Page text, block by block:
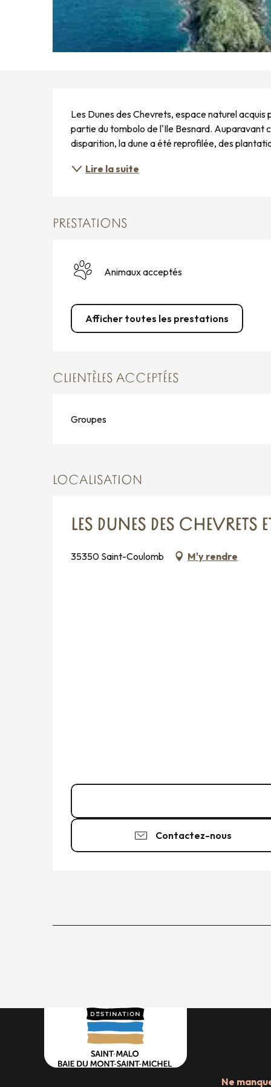
Les Dunes des Chevrets, espace naturel
partie du tombolo de l'Ile Besnard.
disparition, la dune a été reprofilée, des
Lire la suite
PRESTATIONS
Animaux acceptés
Afficher toutes les prestations
CLIENTÈLES ACCEPTÉES
Groupes
LOCALISATION
LES DUNES DES CHEVRETS
35350 Saint-Coulomb M'y rendre
Contactez-nous
Ne